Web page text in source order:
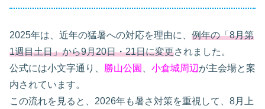
2025年は、近年の猛暑への対応を理由に、 例年の「8月第
1週目土日」から9月20日・21日に変更されました。
公式には小文字通り、 勝山公園 小倉城周辺 が主会場と案
内されています。
この流れを見ると、2026年も暑さ対策を重視して、8月上